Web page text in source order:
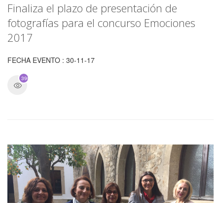
Finaliza el plazo de presentación de
fotografías para el concurso Emociones
2017
FECHA EVENTO : 30-11-17
3909